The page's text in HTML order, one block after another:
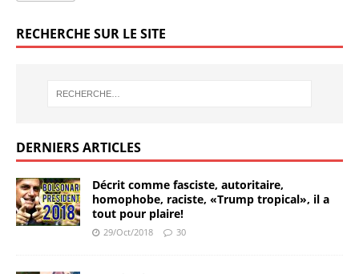
RECHERCHE SUR LE SITE
DERNIERS ARTICLES
Décrit comme fasciste, autoritaire,
homophobe, raciste, «Trump tropical», il a
tout pour plaire!
29/Oct/2018 30